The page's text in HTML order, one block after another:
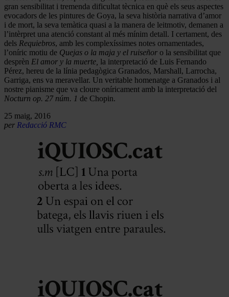
gran sensibilitat i tremenda dificultat tècnica en què els seus aspectes
evocadors de les pintures de Goya, la seva història narrativa d’amor
i de mort, la seva temàtica quasi a la manera de leitmotiv, demanen a
l’intèrpret una atenció constant al més mínim detall. I certament, des
dels Requiebros, amb les complexíssimes notes ornamentades,
l’oníric motiu de Quejas o la maja y el ruiseñor o la sensibilitat que
desprèn El amor y la muerte, la interpretació de Luis Fernando
Pérez, hereu de la línia pedagògica Granados, Marshall, Larrocha,
Garriga, ens va meravellar. Un veritable homenatge a Granados i al
nostre pianisme que va cloure oníricament amb la interpretació del
Nocturn op. 27 núm. 1 de Chopin.
25 maig, 2016
per Redacció RMC